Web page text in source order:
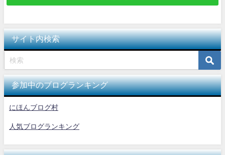
サイト内検索
参加中のブログランキング
にほんブログ村
人気ブログランキング